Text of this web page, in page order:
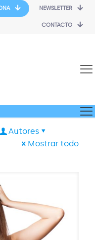
NEWSLETTER
CONTACTO
Autores
Mostrar todo